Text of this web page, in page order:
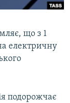
що з 1
електричну
подорожчає